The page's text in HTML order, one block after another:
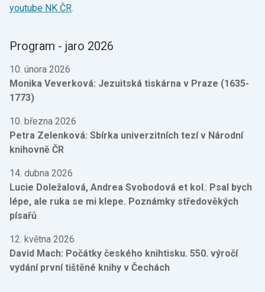
youtube NK ČR.
Program - jaro 2026
10. února 2026
Monika Veverková: Jezuitská tiskárna v Praze (1635-
1773)
10. března 2026
Petra Zelenková: Sbírka univerzitních tezí v Národní
knihovně ČR
14. dubna 2026
Lucie Doležalová, Andrea Svobodová et kol.: Psal bych
lépe, ale ruka se mi klepe. Poznámky středověkých
písařů
12. května 2026
David Mach: Počátky českého knihtisku. 550. výročí
vydání první tištěné knihy v Čechách